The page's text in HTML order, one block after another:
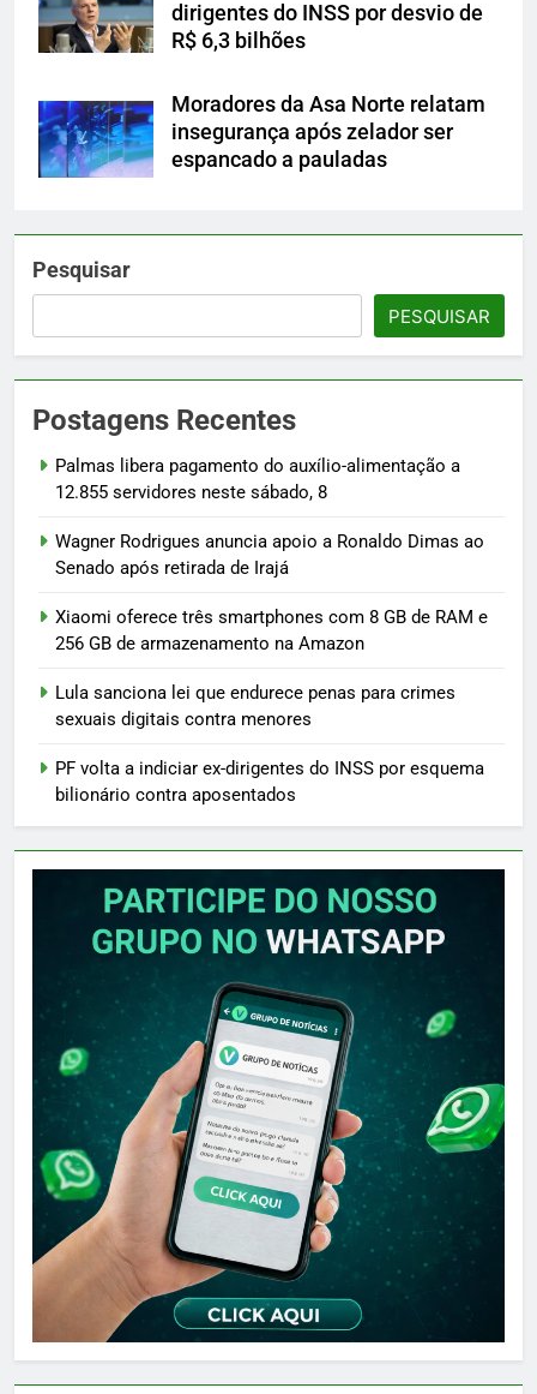
dirigentes do INSS por desvio de
R$ 6,3 bilhões
Moradores da Asa Norte relatam
insegurança após zelador ser
espancado a pauladas
Pesquisar
PESQUISAR
Postagens Recentes
Palmas libera pagamento do auxílio-alimentação a
12.855 servidores neste sábado, 8
Wagner Rodrigues anuncia apoio a Ronaldo Dimas ao
Senado após retirada de Irajá
Xiaomi oferece três smartphones com 8 GB de RAM e
256 GB de armazenamento na Amazon
Lula sanciona lei que endurece penas para crimes
sexuais digitais contra menores
PF volta a indiciar ex-dirigentes do INSS por esquema
bilionário contra aposentados